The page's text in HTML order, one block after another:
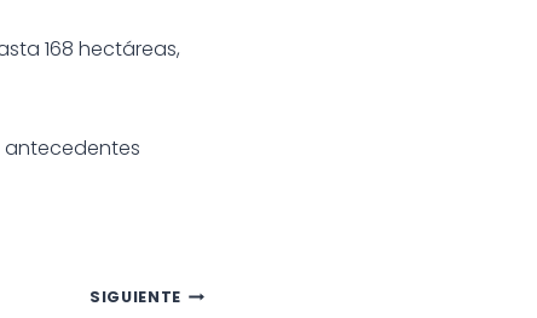
168 hectáreas,
antecedentes
SIGUIENTE